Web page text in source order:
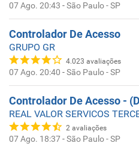
07 Ago. 20:43 -São Paulo - SP
Controlador De Acesso
GRUPO GR
4.023 avaliações
07 Ago. 20:40 -São Paulo - SP
REAL VALOR SERVICOS
2 avaliações
07 Ago. 18:37-São Paulo - SP